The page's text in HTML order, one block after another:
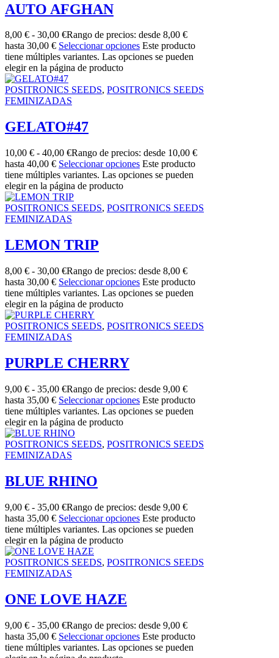
AUTO AFGHAN
8,00 € - 30,00 €Rango de precios: desde 8,00 €
hasta 30,00 € Seleccionar opciones Este producto
tiene múltiples variantes. Las opciones se pueden
elegir en la página de producto
POSITRONICS SEEDS, POSITRONICS SEEDS
FEMINIZADAS
GELATO#47
10,00 € - 40,00 €Rango de precios: desde 10,00 €
hasta 40,00 € Seleccionar opciones Este producto
tiene múltiples variantes. Las opciones se pueden
elegir en la página de producto
POSITRONICS SEEDS, POSITRONICS SEEDS
FEMINIZADAS
LEMON TRIP
8,00 € - 30,00 €Rango de precios: desde 8,00 €
hasta 30,00 € Seleccionar opciones Este producto
tiene múltiples variantes. Las opciones se pueden
elegir en la página de producto
POSITRONICS SEEDS, POSITRONICS SEEDS
FEMINIZADAS
PURPLE CHERRY
9,00 € - 35,00 €Rango de precios: desde 9,00 €
hasta 35,00 € Seleccionar opciones Este producto
tiene múltiples variantes. Las opciones se pueden
elegir en la página de producto
POSITRONICS SEEDS, POSITRONICS SEEDS
FEMINIZADAS
BLUE RHINO
9,00 € - 35,00 €Rango de precios: desde 9,00 €
hasta 35,00 € Seleccionar opciones Este producto
tiene múltiples variantes. Las opciones se pueden
elegir en la página de producto
POSITRONICS SEEDS, POSITRONICS SEEDS
FEMINIZADAS
ONE LOVE HAZE
9,00 € - 35,00 €Rango de precios: desde 9,00 €
hasta 35,00 € Seleccionar opciones Este producto
tiene múltiples variantes. Las opciones se pueden